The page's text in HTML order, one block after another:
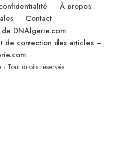
À propos
Contact
DNAlgerie.com
de correction des articles –
Tout droits réservés